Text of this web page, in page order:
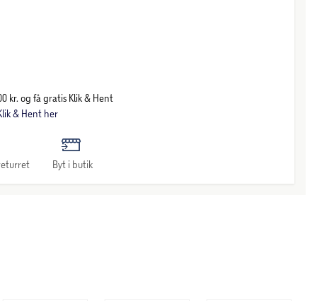
kr. og få gratis Klik & Hent
& Hent her
Byt i butik